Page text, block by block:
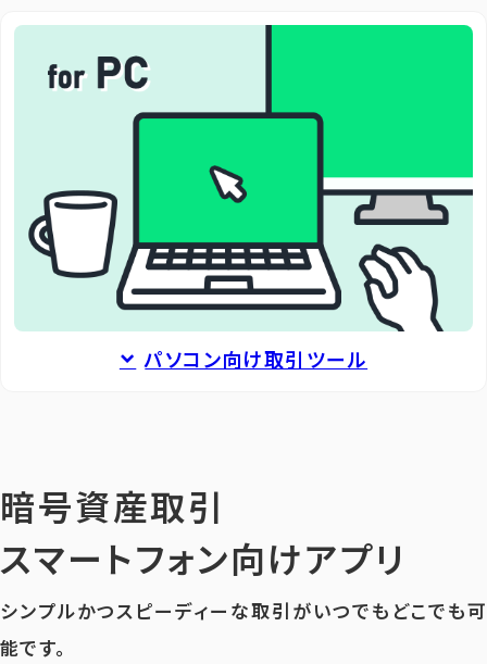
パソコン向け取引ツール
暗号資産取引
スマートフォン向けアプリ
シンプルかつスピーディーな取引がいつでもどこでも可
能です。